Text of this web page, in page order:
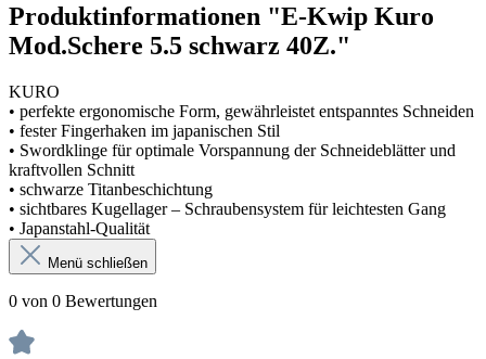
Produktinformationen "E-Kwip Kuro
Mod.Schere 5.5 schwarz 40Z."
KURO
• perfekte ergonomische Form, gewährleistet entspanntes Schneiden
• fester Fingerhaken im japanischen Stil
• Swordklinge für optimale Vorspannung der Schneideblätter und
kraftvollen Schnitt
• schwarze Titanbeschichtung
• sichtbares Kugellager – Schraubensystem für leichtesten Gang
• Japanstahl-Qualität
Menü schließen
0 von 0 Bewertungen